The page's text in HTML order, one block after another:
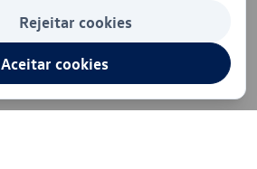
Rejeitar cookies
Aceitar cookies